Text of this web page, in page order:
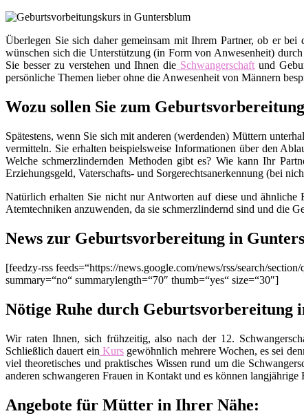
Überlegen Sie sich daher gemeinsam mit Ihrem Partner, ob er
wünschen sich die Unterstützung (in Form von Anwesenheit)
Sie besser zu verstehen und Ihnen die Schwangerschaft und
persönliche Themen lieber ohne die Anwesenheit von Männern
Wozu sollen Sie zum
Spätestens, wenn Sie sich mit anderen (werdenden) Müttern
vermitteln. Sie erhalten beispielsweise Informationen über den
Welche schmerzlindernden Methoden gibt es? Wie kann Ihr
Erziehungsgeld, Vaterschafts- und Sorgerechtsanerkennung (bei
Natürlich erhalten Sie nicht nur Antworten auf diese und ähnliche
Atemtechniken anzuwenden, da sie schmerzlindernd sind und die
News zur Geburtsvorbereitung in
[feedzy-rss feeds=“https://news.google.com/news/rss/search/
summary=“no“ summarylength=“70″ thumb=“yes“ size=“30″]
Nötige Ruhe durch Geburtsvorbereitung
Wir raten Ihnen, sich frühzeitig, also nach der 12.
Schließlich dauert ein Kursgewöhnlich mehrere Wochen, es sei
viel theoretisches und praktisches Wissen rund um die
anderen schwangeren Frauen in Kontakt und es können langjährige
Angebote für Mütter in Ihrer Nähe: